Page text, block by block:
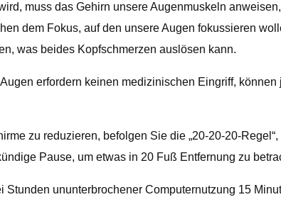
muss das Gehirn unsere Augenmuskeln
dem Fokus, auf den unsere Augen fokussieren
was beides Kopfschmerzen auslösen kann.
erfordern keinen medizinischen Eingriff,
zu reduzieren, befolgen Sie die „20-20-20-
Pause, um etwas in 20 Fuß Entfernung zu
ununterbrochener Computernutzung 15